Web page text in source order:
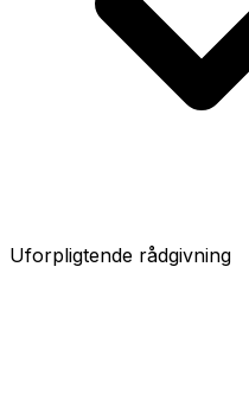
Uforpligtende rådgivning